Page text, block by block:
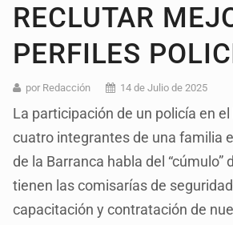
RECLUTAR
PERFILES
por Redacción 14 de Julio de 2025
La participación de un policía en
cuatro integrantes de una familia
de la Barranca habla del “cúmulo”
tienen las comisarías de
capacitación y contratación de